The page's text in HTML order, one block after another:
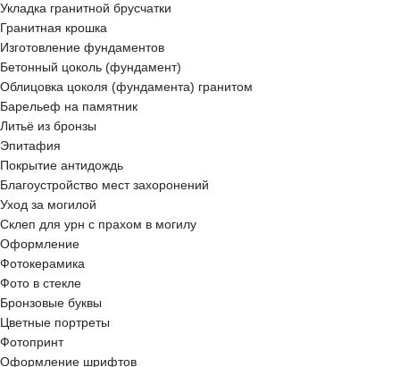
Укладка гранитной брусчатки
Гранитная крошка
Изготовление фундаментов
Бетонный цоколь (фундамент)
Облицовка цоколя (фундамента) гранитом
Барельеф на памятник
Литьё из бронзы
Эпитафия
Покрытие антидождь
Благоустройство мест захоронений
Уход за могилой
Склеп для урн с прахом в могилу
Оформление
Фотокерамика
Фото в стекле
Бронзовые буквы
Цветные портреты
Фотопринт
Оформление шрифтов